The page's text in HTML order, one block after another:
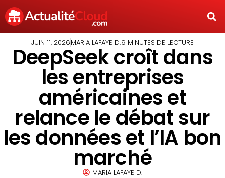
JUIN 11, 2026MARIA LAFAYE D.9 MINUTES DE LECTURE
DeepSeek croît dans
les entreprises
américaines et
relance le débat sur
les données et l’IA bon
marché
MARIA LAFAYE D.